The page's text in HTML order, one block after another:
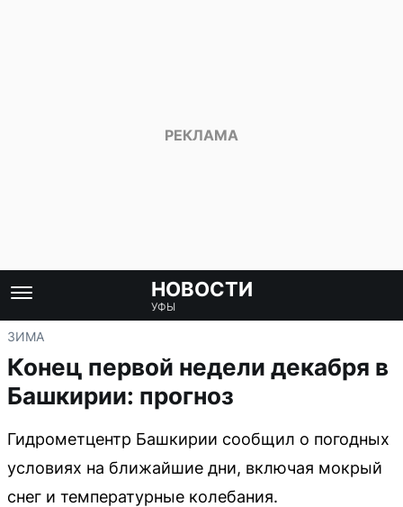
НОВОСТИ
УФЫ
ЗИМА
Конец первой недели декабря в
Башкирии: прогноз
Гидрометцентр Башкирии сообщил о погодных
условиях на ближайшие дни, включая мокрый
снег и температурные колебания.